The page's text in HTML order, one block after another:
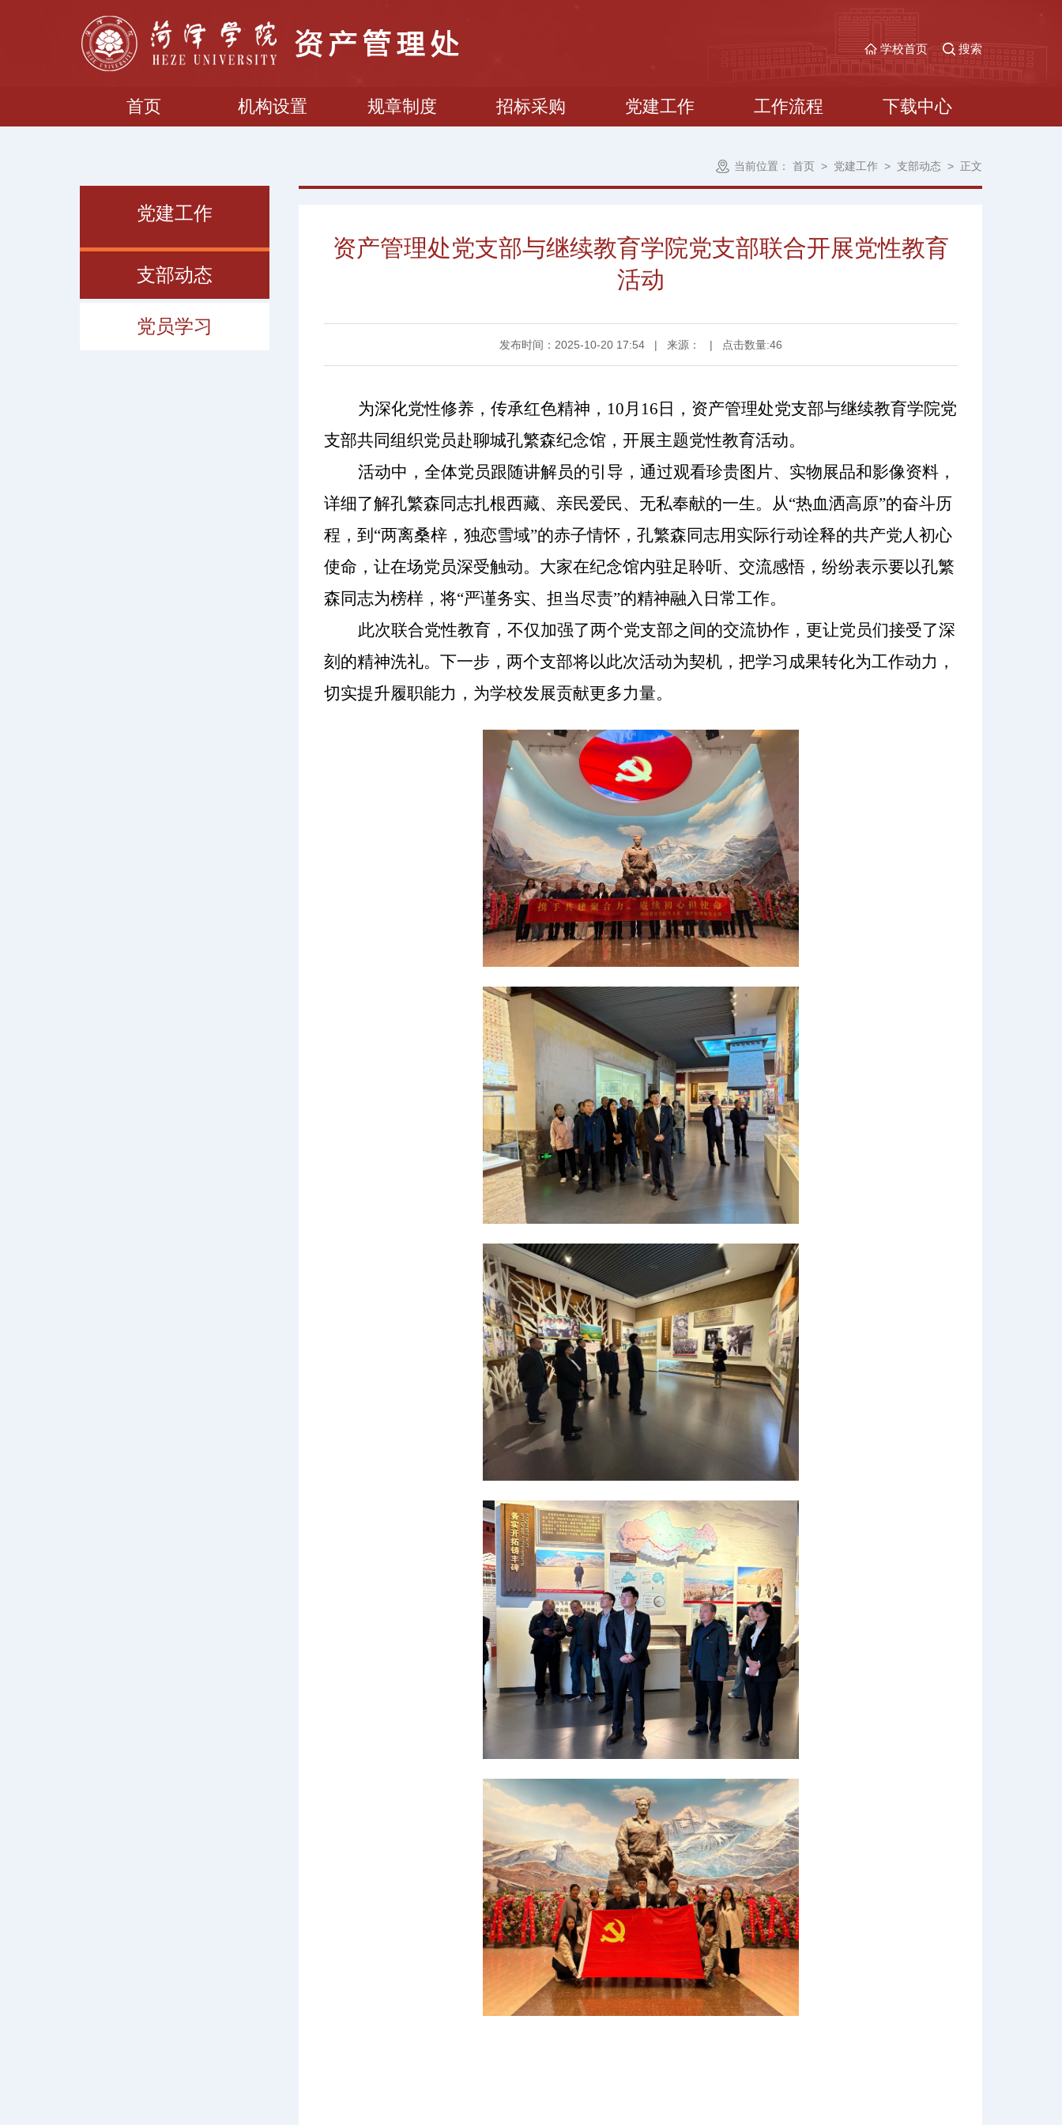
学校首页 搜索
首页 机构设置 规章制度 招标采购 党建工作 工作流程 下载中心
党建工作
支部动态
党员学习
当前位置： 首页 > 党建工作 >支部动态 > 正文
资产管理处党支部与继续教育学院党支部联合开展党性教育
活动
发布时间：2025-10-20 17:54| 来源： | 点击数量:46
为深化党性修养，传承红色精神， 10月16日，资产管理处党支部与继续教育学院党
支部共同组织党员赴聊城孔繁森纪念馆，开展主题党性教育活动。
活动中，全体党员跟随讲解员的引导，通过观看珍贵图片、实物展品和影像资料，
详细了解孔繁森同志扎根西藏、亲民爱民、无私奉献的一生。从“热血洒高原”的奋斗历
程，到“两离桑梓，独恋雪域”的赤子情怀，孔繁森同志用实际行动诠释的共产党人初心
使命，让在场党员深受触动。大家在纪念馆内驻足聆听、交流感悟，纷纷表示要以孔繁
森同志为榜样，将“严谨务实、担当尽责”的精神融入日常工作。
此次联合党性教育，不仅加强了两个党支部之间的交流协作，更让党员们接受了深
刻的精神洗礼。下一步，两个支部将以此次活动为契机，把学习成果转化为工作动力，
切实提升履职能力，为学校发展贡献更多力量。